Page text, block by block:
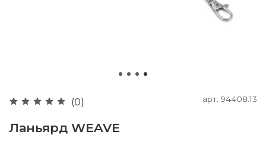
(0) арт. 94408.13
Ланьярд WEAVE